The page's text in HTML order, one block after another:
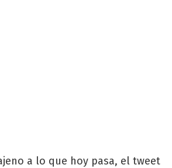
a lo que hoy pasa, el tweet